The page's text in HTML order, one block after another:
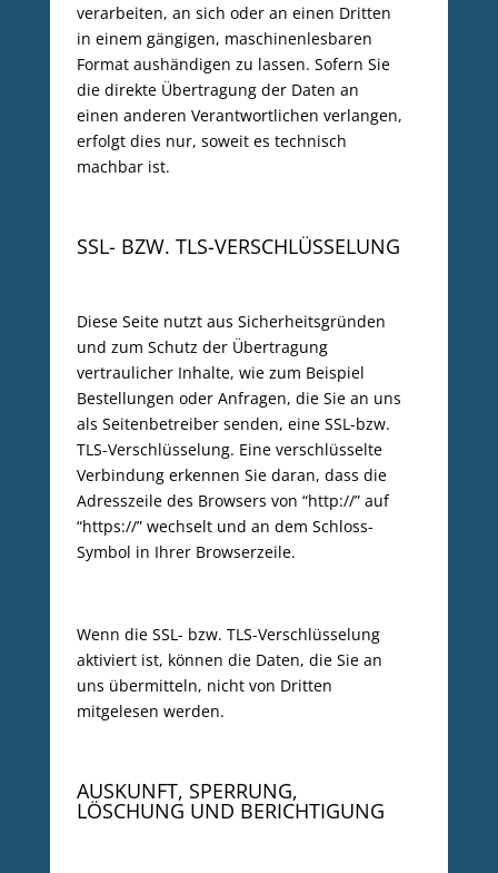
verarbeiten, an sich oder an einen Dritten
in einem gängigen, maschinenlesbaren
Format aushändigen zu lassen. Sofern Sie
die direkte Übertragung der Daten an
einen anderen Verantwortlichen verlangen,
erfolgt dies nur, soweit es technisch
machbar ist.
SSL- BZW. TLS-VERSCHLÜSSELUNG
Diese Seite nutzt aus Sicherheitsgründen
und zum Schutz der Übertragung
vertraulicher Inhalte, wie zum Beispiel
Bestellungen oder Anfragen, die Sie an uns
als Seitenbetreiber senden, eine SSL-bzw.
TLS-Verschlüsselung. Eine verschlüsselte
Verbindung erkennen Sie daran, dass die
Adresszeile des Browsers von “http://” auf
“https://” wechselt und an dem Schloss-
Symbol in Ihrer Browserzeile.
Wenn die SSL- bzw. TLS-Verschlüsselung
aktiviert ist, können die Daten, die Sie an
uns übermitteln, nicht von Dritten
mitgelesen werden.
AUSKUNFT, SPERRUNG,
LÖSCHUNG UND BERICHTIGUNG